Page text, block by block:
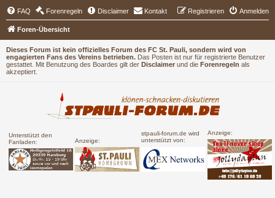
Dieses Forum ist kein offizielles Forum des FC St. Pauli, sondern wird von
engagierten Fans des Vereins betrieben. Das Posten ist nur für registrierte Benutzer
gestattet. Mit Benutzung des Boardes gilt der Disclaimer und die Forenregeln als
akzeptiert.
Unterstützt den
Fanladen:
Anzeige:
stpauli-forum.de wird
unterstützt von:
Anzeige:
FAQ Forenregeln Disclaimer Kontakt Anmelden
Registrieren
Foren-Übersicht